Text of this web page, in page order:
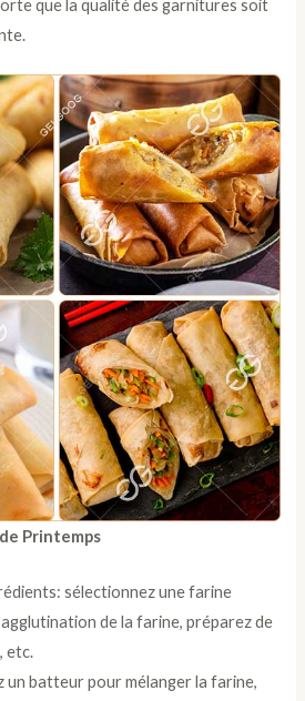
que la qualité des garnitures soit
Printemps
sélectionnez une farine
de la farine, préparez de
etc.
un batteur pour mélanger la farine,